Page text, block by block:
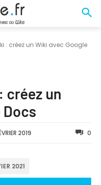
: créez un Wiki avec Google
créez un
Docs
2019 0
2021